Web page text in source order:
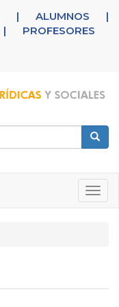
| ALUMNOS
|
| PROFESORES